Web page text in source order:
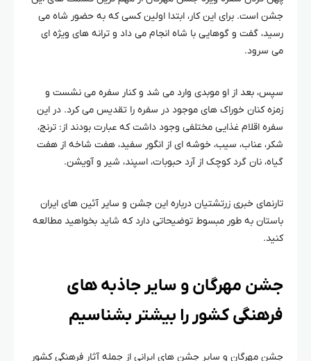
جشن است. برای این کار، ابتدا اولین کسی که به حضور شاه می
رسید، گفت و گوهایی با شاه انجام می داد و ترانه های ویژه ای
می سرود.
سپس، بعد از او موبدی وارد می شد و کنار سفره می نشست و
زمزه کنان خوراک های موجود در سفره را تقدیس می کرد. در این
سفره اقلام غذایی مختلفی وجود داشت که عبارت بودند از: ترنج،
شکر، عناب، سیب، خوشه ای از انگور سفید، هفت شاخه از هفت
گیاه، نان گرد کوچک از آرد حبوبات، اسپند، شیر و آویشن.
تارنمای خبری زرتشتیان درباره این جشن و سایر آئین های ایران
باستان به طور مبسوط توضیحاتی دارد که شاید بخواهید مطالعه
کنید.
جشن مهرگان و سایر جاذبه های
فرهنگی کشور را بیشتر بشناسیم
جشن مهرگان و سایر جشن های ایرانی از جمله آثار فرهنگی کشور